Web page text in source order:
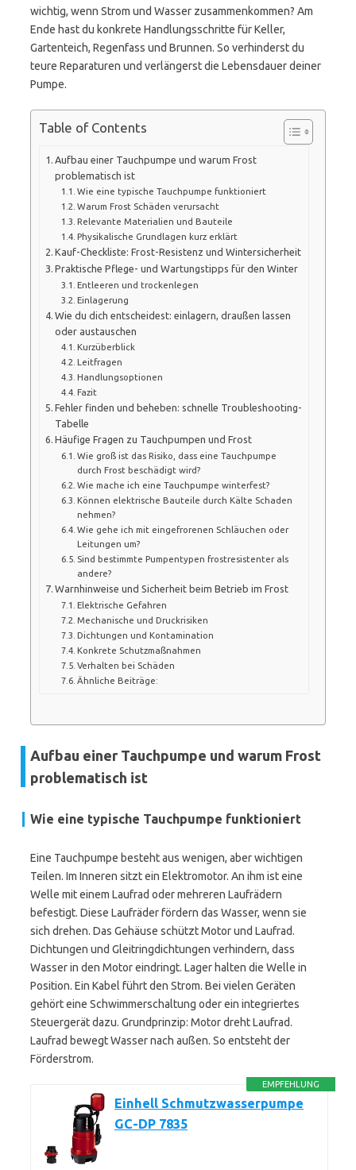
wichtig, wenn Strom und Wasser zusammenkommen? Am
Ende hast du konkrete Handlungsschritte für Keller,
Gartenteich, Regenfass und Brunnen. So verhinderst du
teure Reparaturen und verlängerst die Lebensdauer deiner
Pumpe.
Table of Contents
Aufbau einer Tauchpumpe und warum Frost
problematisch ist
Wie eine typische Tauchpumpe funktioniert
Warum Frost Schäden verursacht
Relevante Materialien und Bauteile
Physikalische Grundlagen kurz erklärt
Kauf-Checkliste: Frost-Resistenz und Wintersicherheit
Praktische Pflege- und Wartungstipps für den Winter
Entleeren und trockenlegen
Einlagerung
Wie du dich entscheidest: einlagern, draußen lassen
oder austauschen
Kurzüberblick
Leitfragen
Handlungsoptionen
Fazit
Fehler finden und beheben: schnelle Troubleshooting-
Tabelle
Häufige Fragen zu Tauchpumpen und Frost
Wie groß ist das Risiko, dass eine Tauchpumpe
durch Frost beschädigt wird?
Wie mache ich eine Tauchpumpe winterfest?
Können elektrische Bauteile durch Kälte Schaden
nehmen?
Wie gehe ich mit eingefrorenen Schläuchen oder
Leitungen um?
Sind bestimmte Pumpentypen frostresistenter als
andere?
Warnhinweise und Sicherheit beim Betrieb im Frost
Elektrische Gefahren
Mechanische und Druckrisiken
Dichtungen und Kontamination
Konkrete Schutzmaßnahmen
Verhalten bei Schäden
Ähnliche Beiträge:
Aufbau einer Tauchpumpe und warum Frost
problematisch ist
Wie eine typische Tauchpumpe funktioniert
Eine Tauchpumpe besteht aus wenigen, aber wichtigen
Teilen. Im Inneren sitzt ein Elektromotor. An ihm ist eine
Welle mit einem Laufrad oder mehreren Laufrädern
befestigt. Diese Laufräder fördern das Wasser, wenn sie
sich drehen. Das Gehäuse schützt Motor und Laufrad.
Dichtungen und Gleitringdichtungen verhindern, dass
Wasser in den Motor eindringt. Lager halten die Welle in
Position. Ein Kabel führt den Strom. Bei vielen Geräten
gehört eine Schwimmerschaltung oder ein integriertes
Steuergerät dazu. Grundprinzip: Motor dreht Laufrad.
Laufrad bewegt Wasser nach außen. So entsteht der
Förderstrom.
EMPFEHLUNG
Einhell Schmutzwasserpumpe
GC-DP 7835